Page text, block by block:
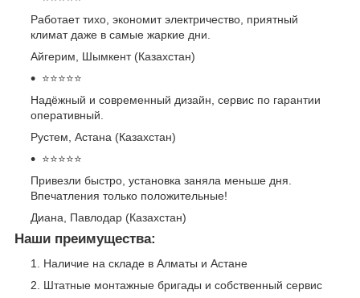
Работает тихо, экономит электричество, приятный
климат даже в самые жаркие дни.
Айгерим, Шымкент (Казахстан)
⭐⭐⭐⭐⭐
Надёжный и современный дизайн, сервис по гарантии
оперативный.
Рустем, Астана (Казахстан)
⭐⭐⭐⭐⭐
Привезли быстро, установка заняла меньше дня.
Впечатления только положительные!
Диана, Павлодар (Казахстан)
Наши преимущества:
Наличие на складе в Алматы и Астане
Штатные монтажные бригады и собственный сервис